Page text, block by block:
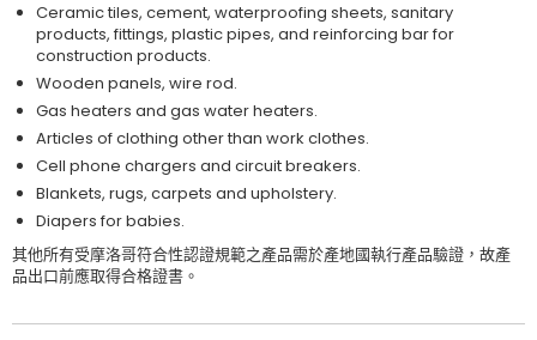
Ceramic tiles, cement, waterproofing sheets, sanitary
products, fittings, plastic pipes, and reinforcing bar for
construction products.
Wooden panels, wire rod.
Gas heaters and gas water heaters.
Articles of clothing other than work clothes.
Cell phone chargers and circuit breakers.
Blankets, rugs, carpets and upholstery.
Diapers for babies.
其他所有受摩洛哥符合性認證規範之產品需於產地國執行產品驗證，故產
品出口前應取得合格證書。